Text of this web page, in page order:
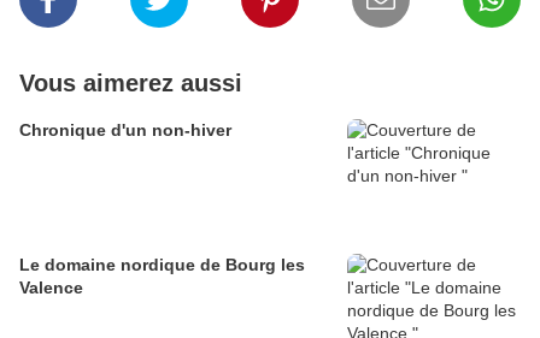
Vous aimerez aussi
Chronique d'un non-hiver
Le domaine nordique de Bourg les
Valence